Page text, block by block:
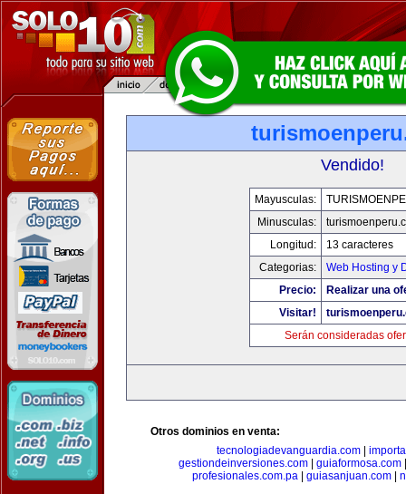
Vendido!
Mayusculas:
Minusculas:
Longitud:
13 caracteres
Categorias:
Web Hosting y
Precio:
Realizar una
Visitar!
Serán consideradas
Otros dominios en venta:
tecnologiadevanguardia.com|
gestiondeinversiones.com| guiaformosa.com
profesionales.com.pa
guiasanjuan.com